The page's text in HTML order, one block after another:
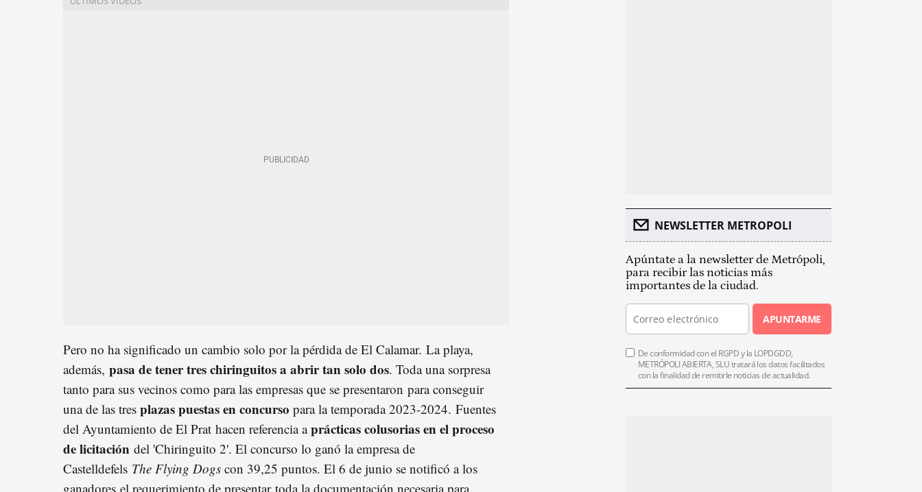
Pero no ha significado un cambio solo por la pérdida de El Calamar. La playa,
además, pasa de tener tres chiringuitos a abrir tan solo dos. Toda una sorpresa
tanto para sus vecinos como para las empresas que se presentaron para conseguir
una de las tres plazas puestas en concurso para la temporada 2023-2024. Fuentes
del Ayuntamiento de El Prat hacen referencia aprácticas colusorias en el proceso
de licitación del 'Chiringuito 2'. El concurso lo ganó la empresa de
Castelldefels The Flying Dogs con 39,25 puntos. El 6 de junio se notificó a los
ganadores el requerimiento de presentar toda la documentación necesaria para
NEWSLETTER METROPOLI
Apúntate a la newsletter de Metrópoli,
para recibir las noticias más
importantes de la ciudad.
APUNTARME
De conformidad con el RGPD y la LOPDGDD,
METRÓPOLI ABIERTA, SLU tratará los datos facilitados
con la finalidad de remitirle noticias de actualidad.